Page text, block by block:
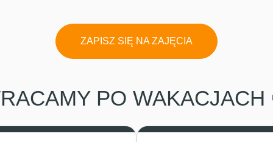
ZAPISZ SIĘ NA ZAJĘCIA
PO WAKACJACH